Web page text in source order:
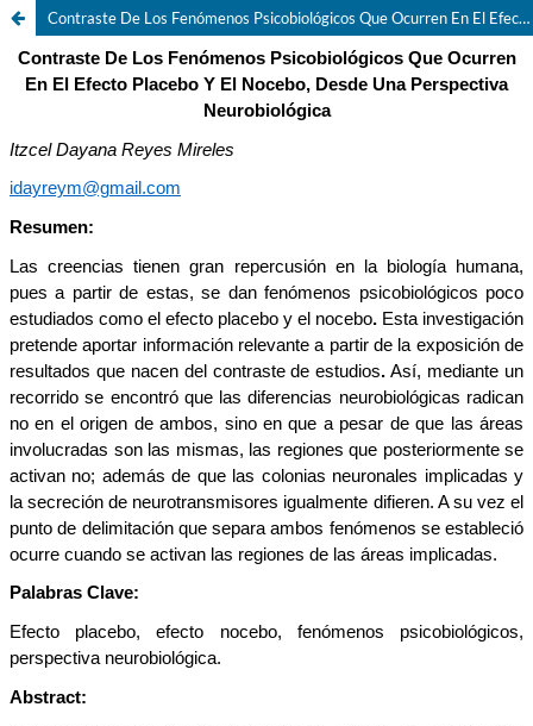
Contraste De Los Fenómenos Psicobiológicos Que Ocurren En El Efecto Placebo Y El Nocebo, Desde Una Perspectiva Neurobiológica